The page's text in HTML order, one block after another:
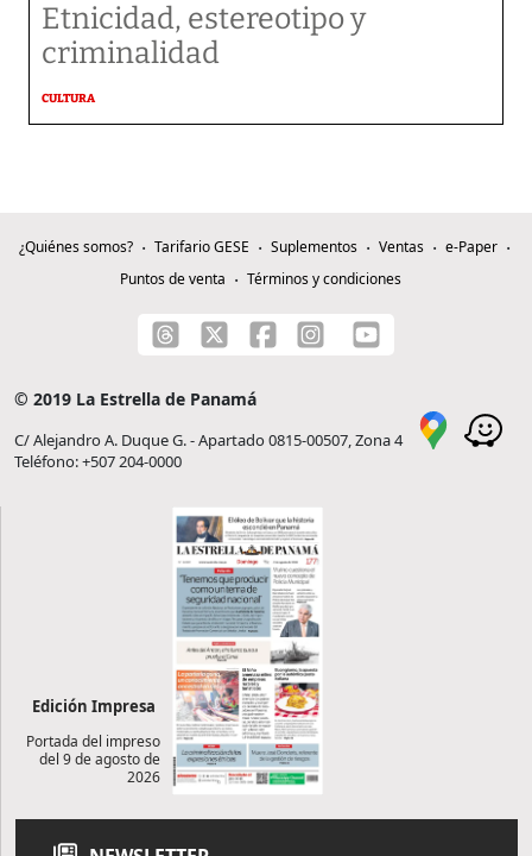
Etnicidad, estereotipo y
criminalidad
CULTURA
¿Quiénes somos? Tarifario GESE Suplementos Ventas
e-Paper
Puntos de venta
Términos y condiciones
© 2019 La Estrella de Panamá
C/ Alejandro A. Duque G. - Apartado 0815-00507, Zona 4
Teléfono: +507 204-0000
Edición Impresa
Portada del impreso
del 9 de agosto de
2026